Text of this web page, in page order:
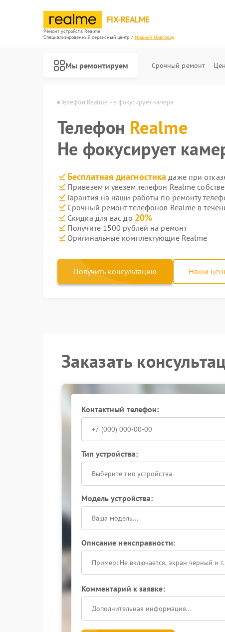
FIX-REALME
Ремонт устройств Realme
Специализированный cервисный центр г.Нижний Новгород
Мы ремонтируем Срочный ремонт
Телефон Realme не фокусирует камера
Телефон Realme
Не фокусирует
Бесплатная диагностика даже при
Привезем и увезем телефон Realme
Гарантия на наши работы по ремонту
Срочный ремонт телефонов Realme в
Скидка для вас до 20%
Получите 1500 рублей на ремонт
Оригинальные комплектующие Realme
Получить консультацию Наши
Заказать
Контактный телефон:
Тип устройства:
Выберите тип устройства
Модель устройства:
Описание неисправности:
Комментарий к заявке: